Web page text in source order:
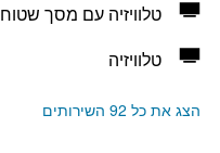
טלוויזיה עם מסך שטוח
טלוויזיה
הצג את כל 92 השירותים